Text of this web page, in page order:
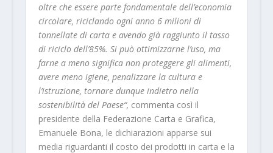
oltre che essere parte fondamentale dell’economia
circolare, riciclando ogni anno 6 milioni di
tonnellate di carta e avendo già raggiunto il tasso
di riciclo dell’85%. Si può ottimizzarne l’uso, ma
farne a meno significa non proteggere gli alimenti,
avere meno igiene, penalizzare la cultura e
l’istruzione, tornare dunque indietro nella
sostenibilità del Paese“, commenta così il
presidente della Federazione Carta e Grafica,
Emanuele Bona, le dichiarazioni apparse sui
media riguardanti il costo dei prodotti in carta e la